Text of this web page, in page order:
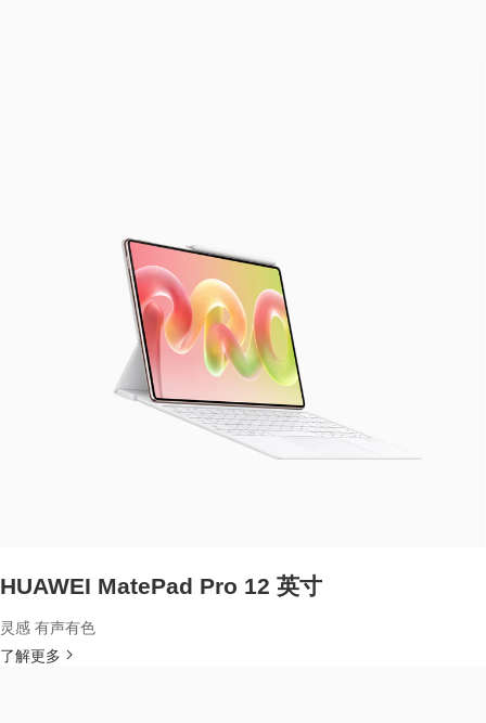
HUAWEI MatePad Pro 12 英寸
灵感 有声有色
了解更多